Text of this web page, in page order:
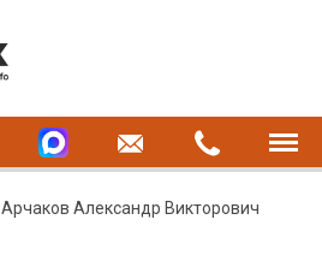
Арчаков Александр Викторович